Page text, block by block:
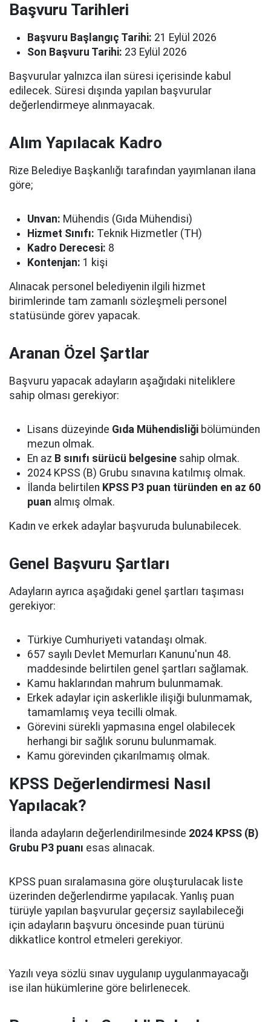
Başvuru Tarihleri
Başvuru Başlangıç Tarihi: 21 Eylül 2026
Son Başvuru Tarihi: 23 Eylül 2026
Başvurular yalnızca ilan süresi içerisinde kabul
edilecek. Süresi dışında yapılan başvurular
değerlendirmeye alınmayacak.
Alım Yapılacak Kadro
Rize Belediye Başkanlığı tarafından yayımlanan ilana
göre;
Unvan: Mühendis (Gıda Mühendisi)
Hizmet Sınıfı: Teknik Hizmetler (TH)
Kadro Derecesi: 8
Kontenjan: 1 kişi
Alınacak personel belediyenin ilgili hizmet
birimlerinde tam zamanlı sözleşmeli personel
statüsünde görev yapacak.
Aranan Özel Şartlar
Başvuru yapacak adayların aşağıdaki niteliklere
sahip olması gerekiyor:
Lisans düzeyinde Gıda Mühendisliği bölümünden
mezun olmak.
En az B sınıfı sürücü belgesine sahip olmak.
2024 KPSS (B) Grubu sınavına katılmış olmak.
İlanda belirtilen KPSS P3 puan türünden en az 60
puan almış olmak.
Kadın ve erkek adaylar başvuruda bulunabilecek.
Genel Başvuru Şartları
Adayların ayrıca aşağıdaki genel şartları taşıması
gerekiyor:
Türkiye Cumhuriyeti vatandaşı olmak.
657 sayılı Devlet Memurları Kanunu'nun 48.
maddesinde belirtilen genel şartları sağlamak.
Kamu haklarından mahrum bulunmamak.
Erkek adaylar için askerlikle ilişiği bulunmamak,
tamamlamış veya tecilli olmak.
Görevini sürekli yapmasına engel olabilecek
herhangi bir sağlık sorunu bulunmamak.
Kamu görevinden çıkarılmamış olmak.
KPSS Değerlendirmesi Nasıl
Yapılacak?
İlanda adayların değerlendirilmesinde 2024 KPSS (B)
Grubu P3 puanı esas alınacak.
KPSS puan sıralamasına göre oluşturulacak liste
üzerinden değerlendirme yapılacak. Yanlış puan
türüyle yapılan başvurular geçersiz sayılabileceği
için adayların başvuru öncesinde puan türünü
dikkatlice kontrol etmeleri gerekiyor.
Yazılı veya sözlü sınav uygulanıp uygulanmayacağı
ise ilan hükümlerine göre belirlenecek.